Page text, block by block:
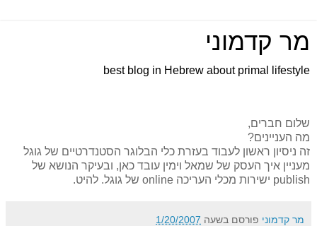
מר קדמוני
best blog in Hebrew about primal lifestyle
שלום חברים,
מה העניינים?
זה ניסיון ראשון לעבוד בעזרת כלי הבלוגר הסטנדרטיים של גוגל
מעניין איך העסק של שמאל וימין עובד כאן, ובעיקר הנושא של
publish ישירות מכלי העריכה online של גוגל. להיט.
מר קדמוני פורסם בשעה 1/20/2007